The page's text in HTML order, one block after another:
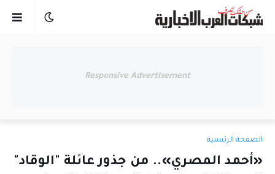
Responsive Advertisement
الصفحة الرئيسية
«أحمد المصري».. من جذور عائلة "الوقاد"